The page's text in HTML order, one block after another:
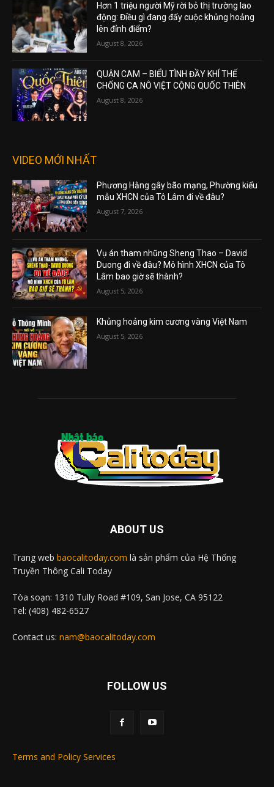
Hơn 1 triệu người Mỹ rời bỏ thị trường lao
động: Điều gì đang đẩy cuộc khủng hoảng
lên đỉnh điểm?
August 8, 2026
QUẬN CAM – BIỂU TÌNH ĐẦY KHÍ THẾ
CHỐNG CA NÔ VIỆT CỘNG QUỐC THIÊN
August 8, 2026
VIDEO MỚI NHẤT
Phương Hằng gây bão mạng, Phường kiểu
mẫu XHCN của Tô Lâm đi về đâu?
August 7, 2026
Vụ án tham nhũng Sheng Thao – David
Duong đi về đâu? Mô hình XHCN của Tô
Lâm bao giờ sẽ thành?
August 5, 2026
Khủng hoảng kim cương vàng Việt Nam
August 5, 2026
ABOUT US
Trang web baocalitoday.com là sản phẩm của Hệ Thống
Truyền Thông Cali Today
Tòa soạn: 1310 Tully Road #109, San Jose, CA 95122
Tel: (408) 482-6527
Contact us: nam@baocalitoday.com
FOLLOW US
Terms and Policy Services